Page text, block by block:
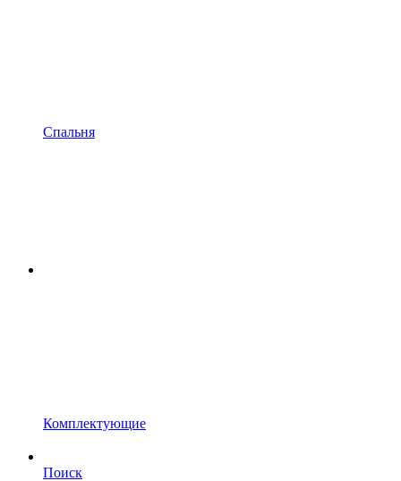
Спальня
Комплектующие
Поиск